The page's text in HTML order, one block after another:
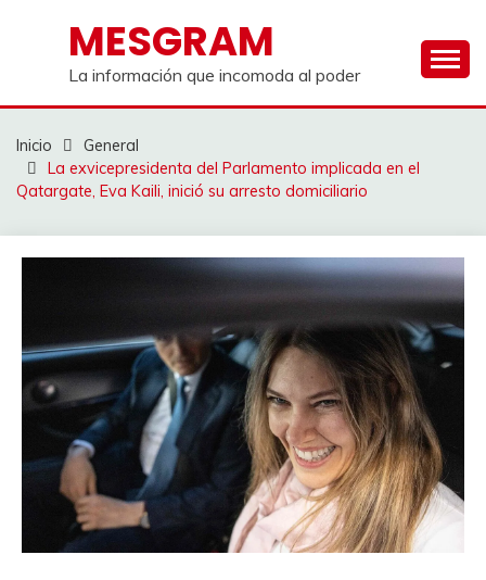
contenidoMESGRAM
La información que incomoda al poder
Inicio
General
La exvicepresidenta del Parlamento implicada en el
Qatargate, Eva Kaili, inició su arresto domiciliario